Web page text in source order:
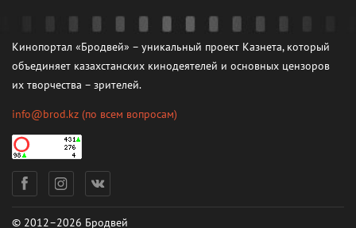
Кинопортал «Бродвей» – уникальный проект Казнета, который
объединяет казахстанских кинодеятелей и основных цензоров
их творчества – зрителей.
info@brod.kz (по всем вопросам)
© 2012–2026 Бродвей